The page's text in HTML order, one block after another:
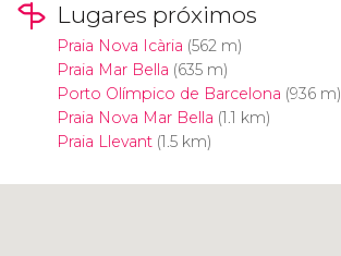
Lugares próximos
Praia Nova Icària (562 m)
Praia Mar Bella (635 m)
Porto Olímpico de Barcelona (936 m)
Praia Nova Mar Bella (1.1 km)
Praia Llevant(1.5 km)